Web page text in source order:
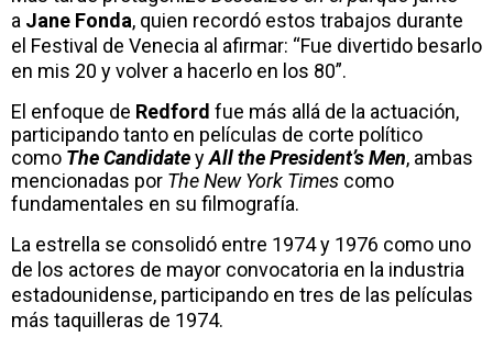
a Jane Fonda, quien recordó estos trabajos durante
el Festival de Venecia al afirmar: “Fue divertido besarlo
en mis 20 y volver a hacerlo en los 80”.
El enfoque de Redford fue más allá de la actuación,
participando tanto en películas de corte político
como The CandidateyAll the President’s Men, ambas
mencionadas por The New York Times como
fundamentales en su filmografía.
La estrella se consolidó entre 1974 y 1976 como uno
de los actores de mayor convocatoria en la industria
estadounidense, participando en tres de las películas
más taquilleras de 1974.